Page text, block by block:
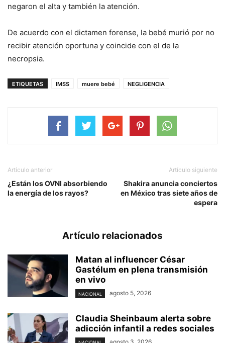
negaron el alta y también la atención.
De acuerdo con el dictamen forense, la bebé murió por no
recibir atención oportuna y coincide con el de la
necropsia.
ETIQUETAS IMSS muere bebé NEGLIGENCIA
Artículo anterior
¿Están los OVNI absorbiendo
la energía de los rayos?
Artículo siguiente
Shakira anuncia conciertos
en México tras siete años de
espera
Artículo relacionados
Matan al influencer César
Gastélum en plena transmisión
en vivo
NACIONAL agosto 5, 2026
Claudia Sheinbaum alerta sobre
adicción infantil a redes sociales